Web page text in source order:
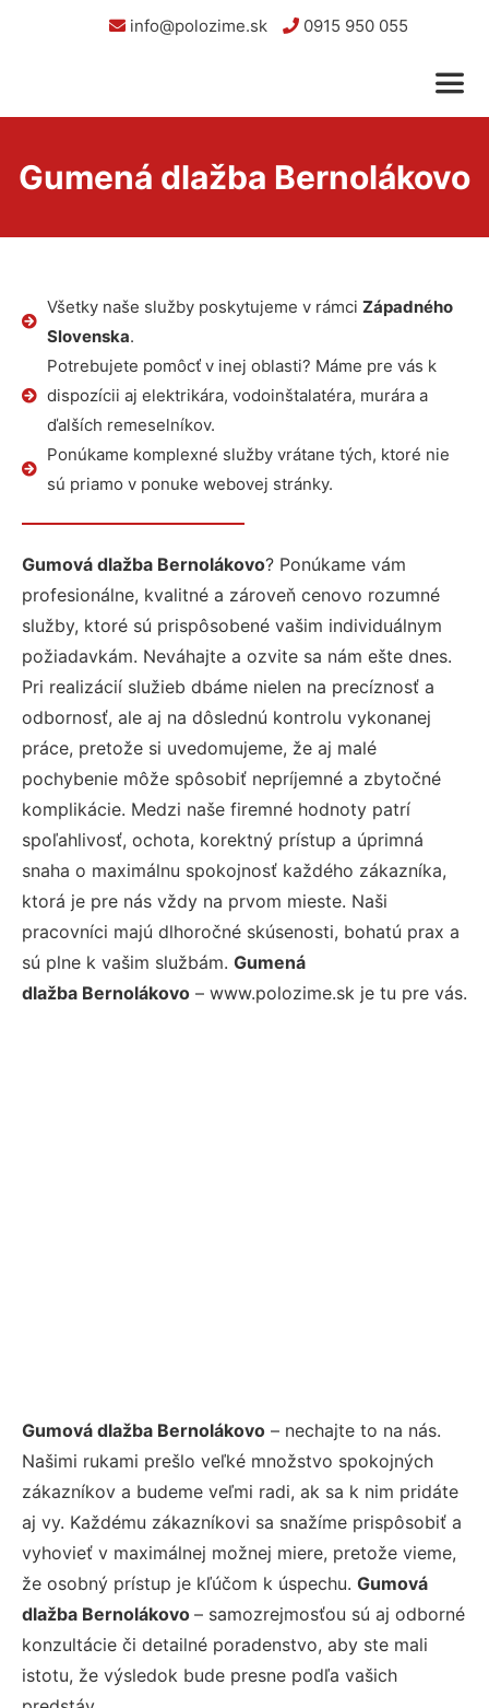
info@polozime.sk 0915 950 055
Gumená dlažba Bernolákovo
Všetky naše služby poskytujeme v rámci Západného
Slovenska.
Potrebujete pomôcť v inej oblasti? Máme pre vás k
dispozícii aj elektrikára, vodoinštalatéra, murára a
ďalších remeselníkov.
Ponúkame komplexné služby vrátane tých, ktoré nie
sú priamo v ponuke webovej stránky.
Gumová dlažba Bernolákovo? Ponúkame vám
profesionálne, kvalitné a zároveň cenovo rozumné
služby, ktoré sú prispôsobené vašim individuálnym
požiadavkám. Neváhajte a ozvite sa nám ešte dnes.
Pri realizácií služieb dbáme nielen na precíznosť a
odbornosť, ale aj na dôslednú kontrolu vykonanej
práce, pretože si uvedomujeme, že aj malé
pochybenie môže spôsobiť nepríjemné a zbytočné
komplikácie. Medzi naše firemné hodnoty patrí
spoľahlivosť, ochota, korektný prístup a úprimná
snaha o maximálnu spokojnosť každého zákazníka,
ktorá je pre nás vždy na prvom mieste. Naši
pracovníci majú dlhoročné skúsenosti, bohatú prax a
sú plne k vašim službám. Gumená
dlažba Bernolákovo – www.polozime.sk je tu pre vás.
Gumová dlažba Bernolákovo – nechajte to na nás.
Našimi rukami prešlo veľké množstvo spokojných
zákazníkov a budeme veľmi radi, ak sa k nim pridáte
aj vy. Každému zákazníkovi sa snažíme prispôsobiť a
vyhovieť v maximálnej možnej miere, pretože vieme,
že osobný prístup je kľúčom k úspechu. Gumová
dlažba Bernolákovo – samozrejmosťou sú aj odborné
konzultácie či detailné poradenstvo, aby ste mali
istotu, že výsledok bude presne podľa vašich